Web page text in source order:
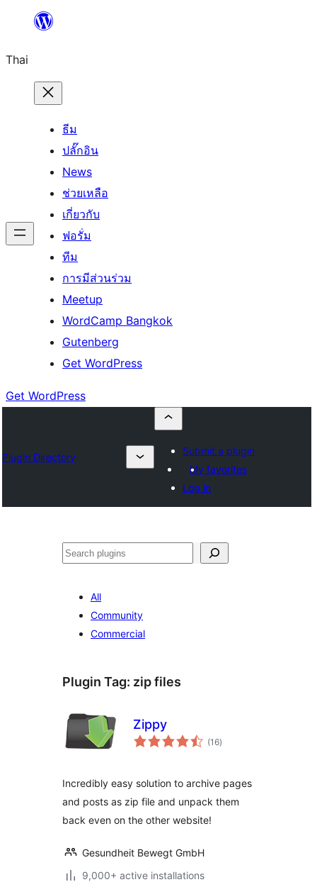
ยัง
เนื้อหา
Thai
ธีม
ปลั๊กอิน
News
ช่วยเหลือ
เกี่ยวกับ
ฟอรั่ม
ทีม
การมีส่วนร่วม
Meetup
WordCamp Bangkok
Gutenberg
Get WordPress
Get WordPress
Plugin Directory
Submit a plugin
My favorites
Log in
ค้นหา
All
Community
Commercial
Plugin Tag: zip files
Zippy
(16total
ratings
)
Incredibly easy solution to archive pages
and posts as zip file and unpack them
back even on the other website!
Gesundheit Bewegt GmbH
9,000+ active installations